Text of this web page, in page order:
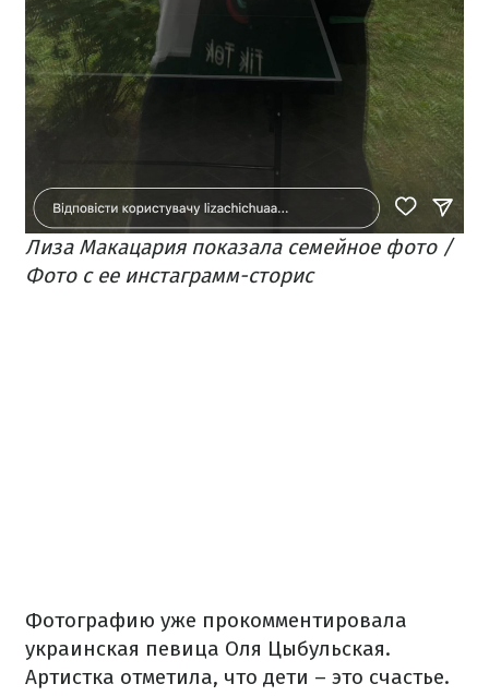
Лиза Макацария показала семейное фото /
Фото с ее инстаграмм-сторис
Фотографию уже прокомментировала
украинская певица Оля Цыбульская.
Артистка отметила, что дети – это счастье.